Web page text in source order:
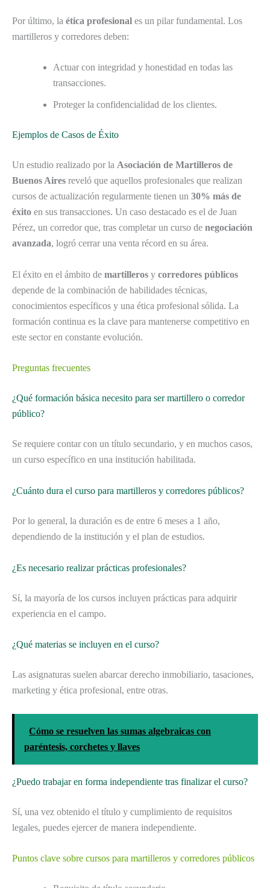
Por último, la ética profesional es un pilar fundamental. Los
martilleros y corredores deben:
Actuar con integridad y honestidad en todas las
transacciones.
Proteger la confidencialidad de los clientes.
Ejemplos de Casos de Éxito
Un estudio realizado por la Asociación de Martilleros de
Buenos Aires reveló que aquellos profesionales que realizan
cursos de actualización regularmente tienen un 30% más de
éxito en sus transacciones. Un caso destacado es el de Juan
Pérez, un corredor que, tras completar un curso de negociación
avanzada, logró cerrar una venta récord en su área.
El éxito en el ámbito de martilleros y corredores públicos
depende de la combinación de habilidades técnicas,
conocimientos específicos y una ética profesional sólida. La
formación continua es la clave para mantenerse competitivo en
este sector en constante evolución.
Preguntas frecuentes
¿Qué formación básica necesito para ser martillero o corredor
público?
Se requiere contar con un título secundario, y en muchos casos,
un curso específico en una institución habilitada.
¿Cuánto dura el curso para martilleros y corredores públicos?
Por lo general, la duración es de entre 6 meses a 1 año,
dependiendo de la institución y el plan de estudios.
¿Es necesario realizar prácticas profesionales?
Sí, la mayoría de los cursos incluyen prácticas para adquirir
experiencia en el campo.
¿Qué materias se incluyen en el curso?
Las asignaturas suelen abarcar derecho inmobiliario, tasaciones,
marketing y ética profesional, entre otras.
Cómo se resuelven las sumas algebraicas con
paréntesis, corchetes y llaves
¿Puedo trabajar en forma independiente tras finalizar el curso?
Sí, una vez obtenido el título y cumplimiento de requisitos
legales, puedes ejercer de manera independiente.
Puntos clave sobre cursos para martilleros y corredores públicos